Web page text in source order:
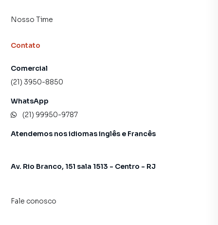
Nosso Time
Contato
Comercial
(21) 3950-8850
WhatsApp
(21) 99950-9787
Atendemos nos idiomas inglês e Francês
Av. Rio Branco, 151 sala 1513 - Centro - RJ
Fale conosco